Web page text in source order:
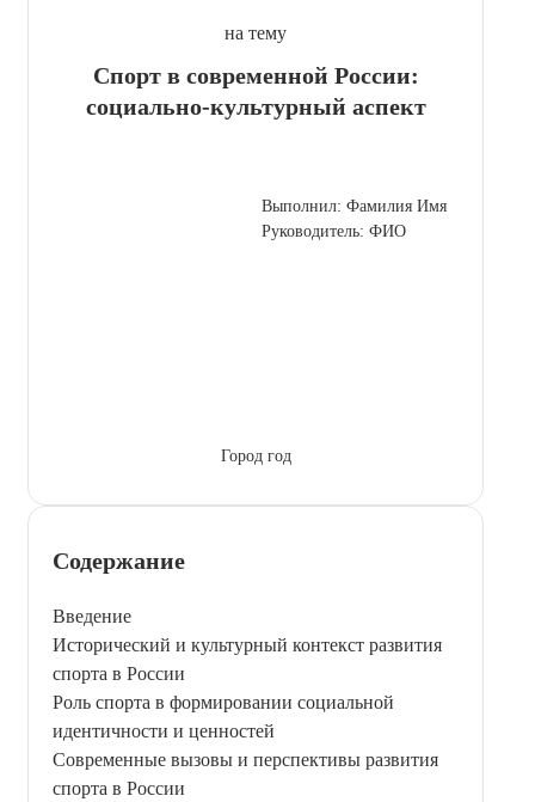
на тему
Спорт в современной России:
социально-культурный аспект
Выполнил: Фамилия Имя
Руководитель: ФИО
Город год
Содержание
Введение
Исторический и культурный контекст развития
спорта в России
Роль спорта в формировании социальной
идентичности и ценностей
Современные вызовы и перспективы развития
спорта в России